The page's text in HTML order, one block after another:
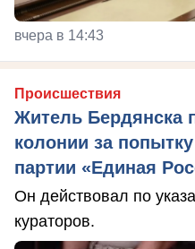
вчера в 14:43
Происшествия
Житель Бердянска
колонии за
партии «Единая
Он действовал по
кураторов.